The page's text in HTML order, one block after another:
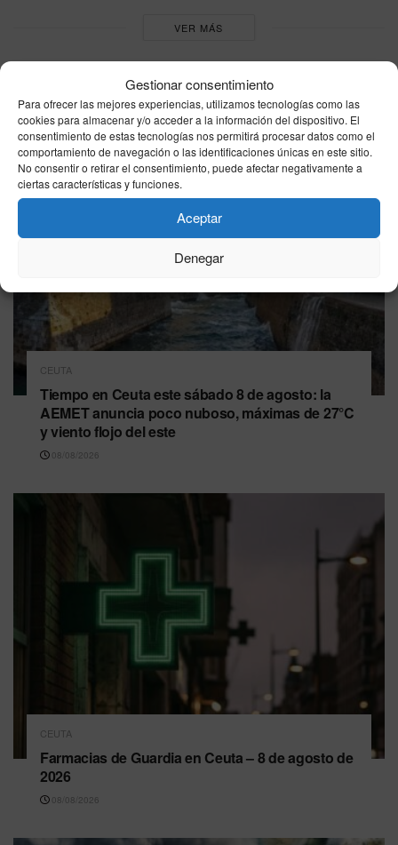
Gestionar consentimiento
Para ofrecer las mejores experiencias, utilizamos tecnologías como las
cookies para almacenar y/o acceder a la información del dispositivo. El
consentimiento de estas tecnologías nos permitirá procesar datos como el
comportamiento de navegación o las identificaciones únicas en este sitio.
No consentir o retirar el consentimiento, puede afectar negativamente a
ciertas características y funciones.
Aceptar
Denegar
VER MÁS
CEUTA
Tiempo en Ceuta este sábado 8 de agosto: la
AEMET anuncia poco nuboso, máximas de 27°C
y viento flojo del este
08/08/2026
CEUTA
Farmacias de Guardia en Ceuta – 8 de agosto de
2026
08/08/2026